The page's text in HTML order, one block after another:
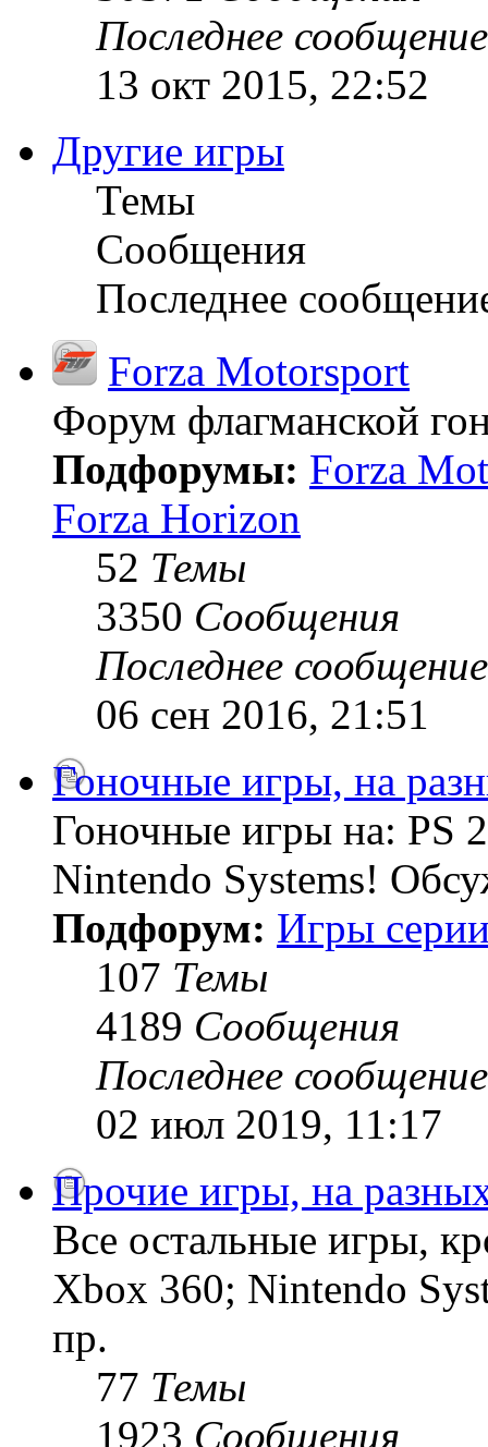
Последнее сообщение
13 окт 2015, 22:52
Другие игры
Темы
Сообщения
Последнее
Forza Motorsport
Форум флагманской
Подфорумы: Forza
Forza Horizon
52 Темы
3350 Сообщения
Последнее сообщение
06 сен 2016, 21:51
Гоночные игры, на
Гоночные игры на: PS
Nintendo Systems!
Подфорум: Игры
107 Темы
4189 Сообщения
Последнее сообщение
02 июл 2019, 11:17
Прочие игры, на
Все остальные игры,
Xbox 360; Nintendo
пр.
77 Темы
1923 Сообщения